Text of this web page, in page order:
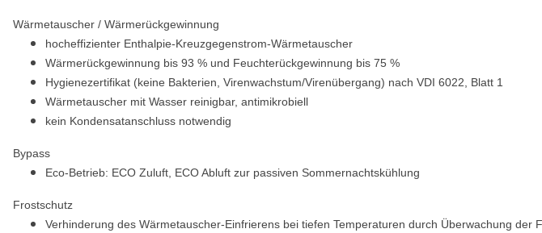
Wärmetauscher / Wärmerückgewinnung
hocheffizienter Enthalpie-Kreuzgegenstrom-Wärmetauscher
Wärmerückgewinnung bis 93 % und Feuchterückgewinnung bis 75 %
Hygienezertifikat (keine Bakterien, Virenwachstum/Virenübergang) nach VDI 6022, Blatt 1
Wärmetauscher mit Wasser reinigbar, antimikrobiell
kein Kondensatanschluss notwendig
Bypass
Eco-Betrieb: ECO Zuluft, ECO Abluft zur passiven Sommernachtskühlung
Frostschutz
Verhinderung des Wärmetauscher-Einfrierens bei tiefen Temperaturen durch Überwachung der